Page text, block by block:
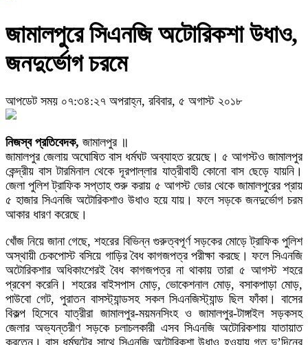
জামালপুরে সিএনজি অটোরিকশা উধাও,
জনদুর্ভোগ চরমে
আপডেট সময় ০৭:৩৪:২৭ অপরাহ্ন, রবিবার, ৫ অগাস্ট ২০১৮
নিজস্ব প্রতিবেদক, জামালপুর ॥
জামালপুর জেলায় অঘোষিত বাস ধর্মঘট অব্যাহত রয়েছে। ৫ আগস্টও জামালপুর
কেন্দ্রীয় বাস টারমিনাল থেকে দূরপাল্লার যাত্রীবাহী কোনো বাস ছেড়ে যায়নি।
জেলা পুলিশ ট্রাফিক সপ্তাহ শুরু করায় ৫ আগস্ট ভোর থেকে জামালপুরের প্রায়
৫ হাজার সিএনজি অটোরিকশাও উধাও হয়ে যায়। ফলে সড়কে জনদুর্ভোগ চরম
আকার ধারণ করেছে।
খোঁজ নিয়ে জানা গেছে, শহরের বিভিন্ন গুরুত্বপূর্ণ সড়কের মোড়ে ট্রাফিক পুলিশ
অস্থায়ী চেকপোস্ট বসিয়ে গাড়ির বৈধ কাগজপত্র পরীক্ষা করছে। ফলে সিএনজি
অটোরিকশার অধিকাংশেরই বৈধ কাগজপত্র না থাকায় তারা ৫ আগস্ট শহরে
প্রবেশ করেনি। শহরের বাইসপাস মোড়, ভোকেশনাল মোড়, বসাকপাড়া মোড়,
পাউবো গেট, পুরাতন বাসস্ট্যান্ডসহ সকল সিএনজিস্ট্যান্ড ছিল ফাঁকা। বাসের
বিকল্প হিসেবে যাত্রীরা জামালপুর-ময়মনসিংহ ও জামালপুর-টাঙ্গাইল সড়কসহ
জেলার অভ্যন্তরীণ সড়কে চলাচলকারী এসব সিএনজি অটোরিকশায় যাতায়াত
করতেন। বাস ধর্মঘটের সাথে সিএনজি অটোরিকশা উধাও হওয়ায় গত দু’দিনের